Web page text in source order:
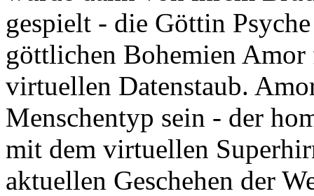
gespielt - die Göttin
göttlichen Bohemien
virtuellen Datenstaub.
Menschentyp sein - der
mit dem virtuellen
aktuellen Geschehen der